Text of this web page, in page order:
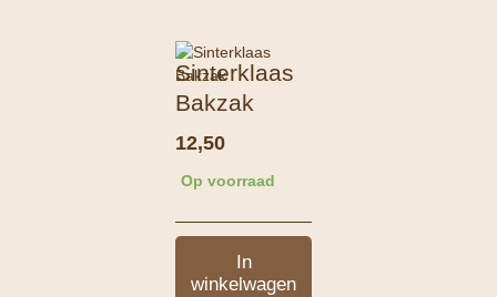
Sinterklaas
Bakzak
12,50
Op voorraad
In
winkelwagen